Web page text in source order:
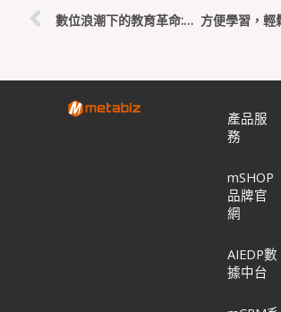
數位浪潮下的教育革命:科技如何引領學習新風貌
產品服
務
mSHOP
品牌官
網
AIEDP數
據中台